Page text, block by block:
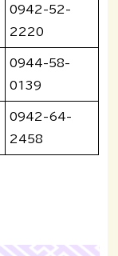
0942-52-
2220
0944-58-
0139
0942-64-
2458